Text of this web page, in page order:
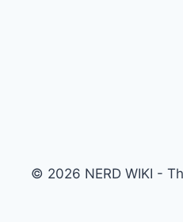
© 2026 NERD WIKI -